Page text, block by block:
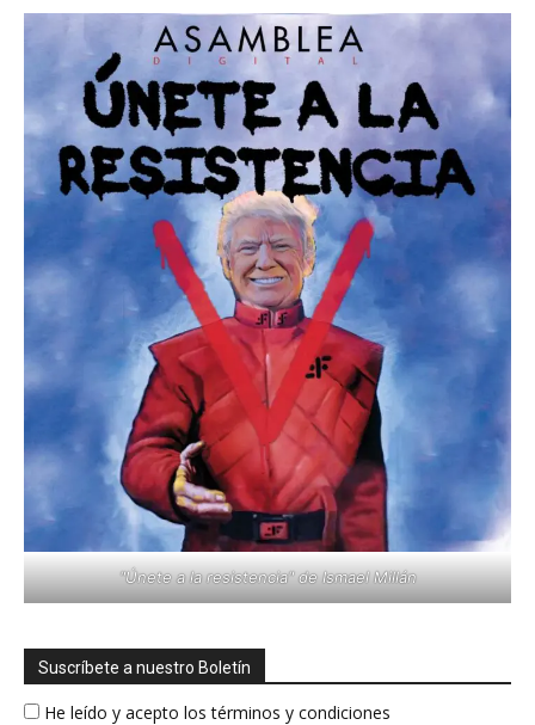
"Únete a la resistencia" de Ismael Millán
Suscríbete a nuestro Boletín
He leído y acepto los términos y condiciones